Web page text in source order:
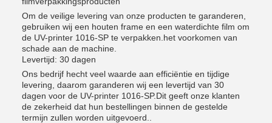
Om de veilige levering van onze producten te garanderen,
gebruiken wij een houten frame en een waterdichte film om
de UV-printer 1016-SP te verpakken.het voorkomen van
schade aan de machine.
Levertijd: 30 dagen
Ons bedrijf hecht veel waarde aan efficiëntie en tijdige
levering, daarom garanderen wij een levertijd van 30
dagen voor de UV-printer 1016-SP.Dit geeft onze klanten
de zekerheid dat hun bestellingen binnen de gestelde
termijn zullen worden uitgevoerd..